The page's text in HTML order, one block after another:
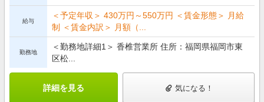
給与
＜予定年収＞ 430万円～550万円 ＜賃金形態＞ 月給
制 ＜賃金内訳＞ 月額（...
勤務地
＜勤務地詳細1＞ 香椎営業所 住所：福岡県福岡市東
区松...
詳細を見る 気になる！